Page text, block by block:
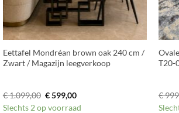
+
Eettafel Mondréan brown oak 240 cm /
Zwart / Magazijn leegverkoop
€1.099,00 Oorspronkelijke
€599,00Huidige
prijs
Slechts 2 op voorraad
+
T20-
€